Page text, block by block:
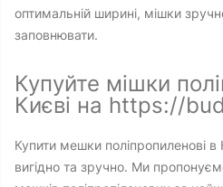
оптимальній ширині, мішки
заповнювати.
Купуйте мішки
Києві на https://
Купити мешки поліпропиленові
вигідно та зручно. Ми